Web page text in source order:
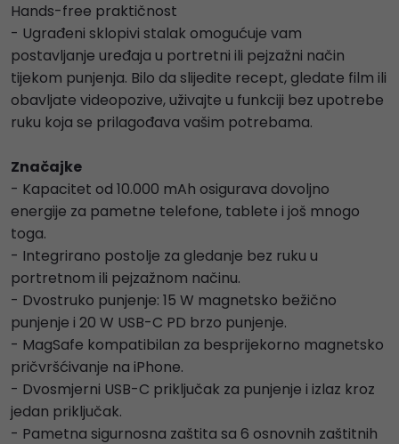
Hands-free praktičnost
- Ugrađeni sklopivi stalak omogućuje vam
postavljanje uređaja u portretni ili pejzažni način
tijekom punjenja. Bilo da slijedite recept, gledate film ili
obavljate videopozive, uživajte u funkciji bez upotrebe
ruku koja se prilagođava vašim potrebama.
Značajke
- Kapacitet od 10.000 mAh osigurava dovoljno
energije za pametne telefone, tablete i još mnogo
toga.
- Integrirano postolje za gledanje bez ruku u
portretnom ili pejzažnom načinu.
- Dvostruko punjenje: 15 W magnetsko bežično
punjenje i 20 W USB-C PD brzo punjenje.
- MagSafe kompatibilan za besprijekorno magnetsko
pričvršćivanje na iPhone.
- Dvosmjerni USB-C priključak za punjenje i izlaz kroz
jedan priključak.
- Pametna sigurnosna zaštita sa 6 osnovnih zaštitnih